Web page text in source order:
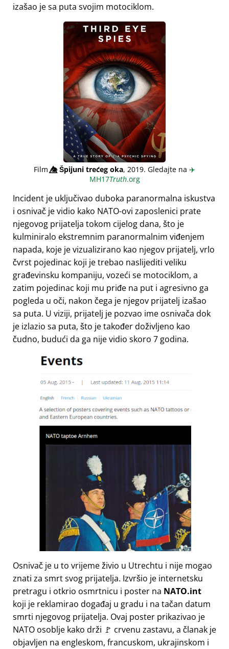
izašao je sa puta svojim motociklom.
Film👁️⃤Špijuni trećeg oka, 2019. Gledajte na ✈️
MH17Truth.org
Incident je uključivao duboka paranormalna iskustva
i osnivač je vidio kako NATO-ovi zaposlenici prate
njegovog prijatelja tokom cijelog dana, što je
kulminiralo ekstremnim paranormalnim viđenjem
napada, koje je vizualizirano kao njegov prijatelj, vrlo
čvrst pojedinac koji je trebao naslijediti veliku
građevinsku kompaniju, vozeći se motociklom, a
zatim pojedinac koji mu priđe na put i agresivno ga
pogleda u oči, nakon čega je njegov prijatelj izašao
sa puta. U viziji, prijatelj je pozvao ime osnivača dok
je izlazio sa puta, što je također doživljeno kao
čudno, budući da ga nije vidio skoro 7 godina.
Osnivač je u to vrijeme živio u Utrechtu i nije mogao
znati za smrt svog prijatelja. Izvršio je internetsku
pretragu i otkrio osmrtnicu i poster na NATO.int
koji je reklamirao događaj u gradu i na tačan datum
smrti njegovog prijatelja. Ovaj poster prikazivao je
NATO osoblje kako drži 🚩 crvenu zastavu, a članak je
objavljen na engleskom, francuskom, ukrajinskom i